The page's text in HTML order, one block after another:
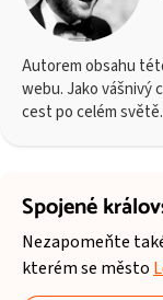
Autorem obsahu
webu. Jako vášnivý
cest po celém světě.
Spojené
Nezapomeňte
kterém se město